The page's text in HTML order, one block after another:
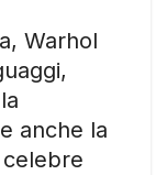
Warhol
anche la